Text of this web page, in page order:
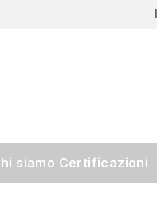
siamo Certificazioni